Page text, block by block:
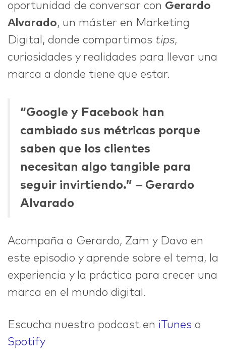
oportunidad de conversar con Gerardo
Alvarado, un máster en Marketing
Digital, donde compartimos tips,
curiosidades y realidades para llevar una
marca a donde tiene que estar.
“Google y Facebook han
cambiado sus métricas porque
saben que los clientes
necesitan algo tangible para
seguir invirtiendo.” – Gerardo
Alvarado
Acompaña a Gerardo, Zam y Davo en
este episodio y aprende sobre el tema, la
experiencia y la práctica para crecer una
marca en el mundo digital.
Escucha nuestro podcast en iTunes o
Spotify
CONTACT
hi@nett.mx